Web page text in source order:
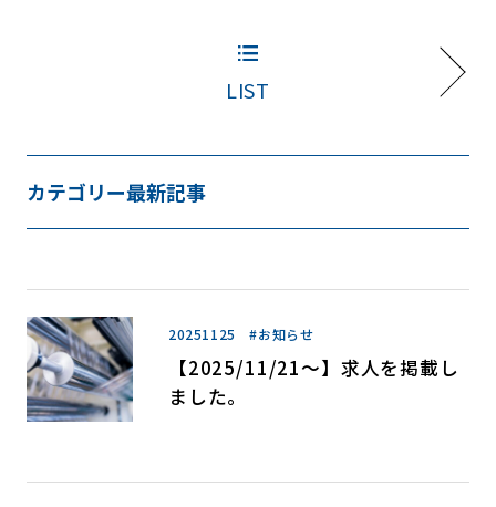
LIST
カテゴリー最新記事
20251125 #お知らせ
【2025/11/21～】求人を掲載し
ました。